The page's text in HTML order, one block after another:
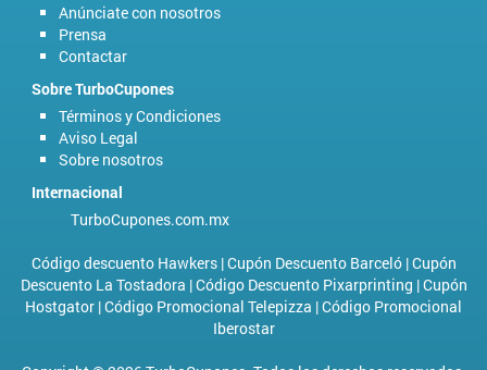
Anúnciate con nosotros
Prensa
Contactar
Sobre TurboCupones
Términos y Condiciones
Aviso Legal
Sobre nosotros
Internacional
TurboCupones.com.mx
Código descuento Hawkers|Cupón Descuento Barceló|Cupón
Descuento La Tostadora |Código Descuento Pixarprinting |Cupón
Hostgator |Código Promocional Telepizza |Código Promocional
Iberostar